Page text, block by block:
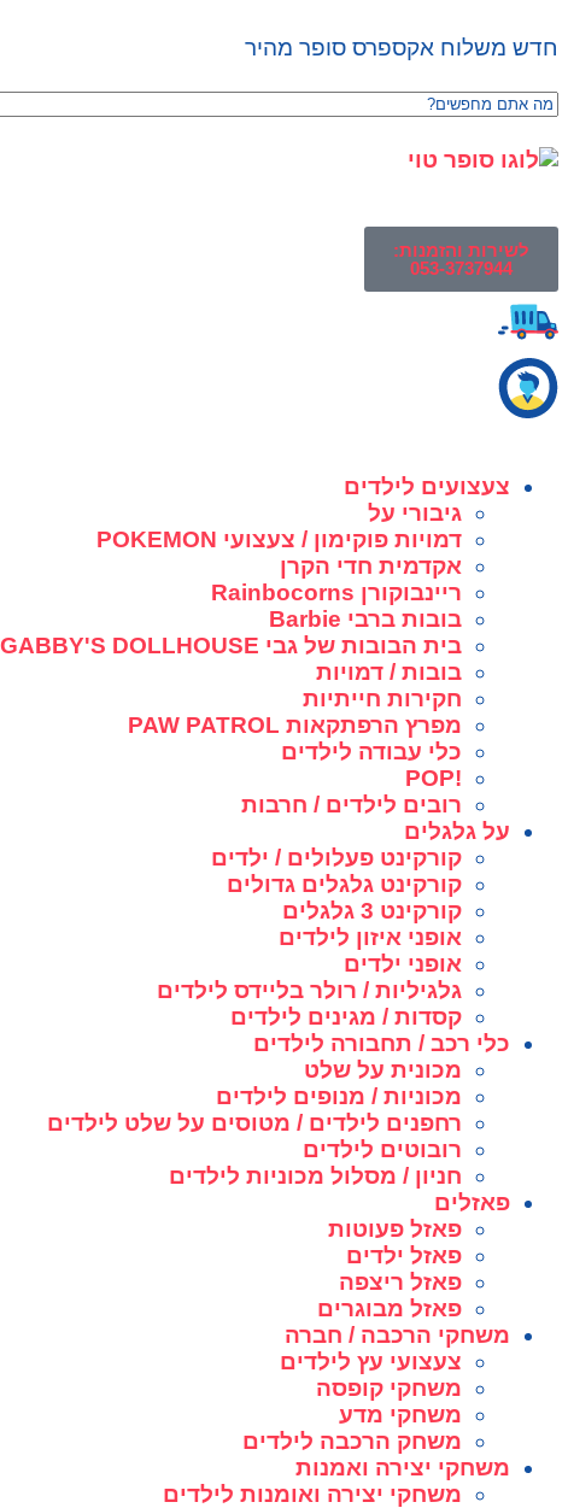
חדש משלוח אקספרס סופר מהיר
לשירות והזמנות:
053-3737944
צעצועים לילדים
גיבורי על
דמויות פוקימון / צעצועי POKEMON
אקדמית חדי הקרן
ריינבוקורן Rainbocorns
בובות ברבי Barbie
בית הבובות של גבי GABBY'S DOLLHOUSE
בובות / דמויות
חקירות חייתיות
מפרץ הרפתקאות PAW PATROL
כלי עבודה לילדים
!POP
רובים לילדים / חרבות
על גלגלים
קורקינט פעלולים / ילדים
קורקינט גלגלים גדולים
קורקינט 3 גלגלים
אופני איזון לילדים
אופני ילדים
גלגיליות / רולר בליידס לילדים
קסדות / מגינים לילדים
כלי רכב / תחבורה לילדים
מכונית על שלט
מכוניות / מנופים לילדים
רחפנים לילדים / מטוסים על שלט לילדים
רובוטים לילדים
חניון / מסלול מכוניות לילדים
פאזלים
פאזל פעוטות
פאזל ילדים
פאזל ריצפה
פאזל מבוגרים
משחקי הרכבה / חברה
צעצועי עץ לילדים
משחקי קופסה
משחקי מדע
משחק הרכבה לילדים
משחקי יצירה ואמנות
משחקי יצירה ואומנות לילדים